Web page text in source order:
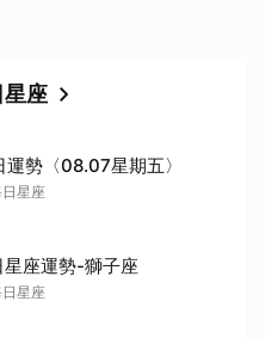
座
運勢〈08.07星期五〉
星座
座運勢-獅子座
星座